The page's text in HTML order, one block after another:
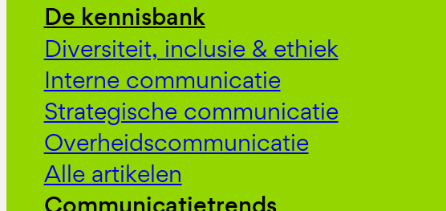
De kennisbank
Diversiteit, inclusie & ethiek
Interne communicatie
Strategische communicatie
Overheidscommunicatie
Alle artikelen